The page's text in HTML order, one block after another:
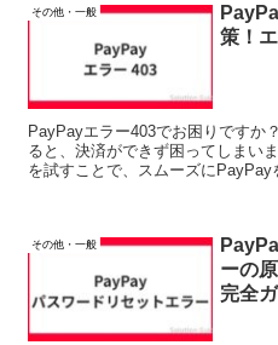
その他・一般
策！
PayPayエラー403でお困りですか
ると、決済ができず困ってしまい
を試すことで、スムーズに
その他・一般
ーの
完全